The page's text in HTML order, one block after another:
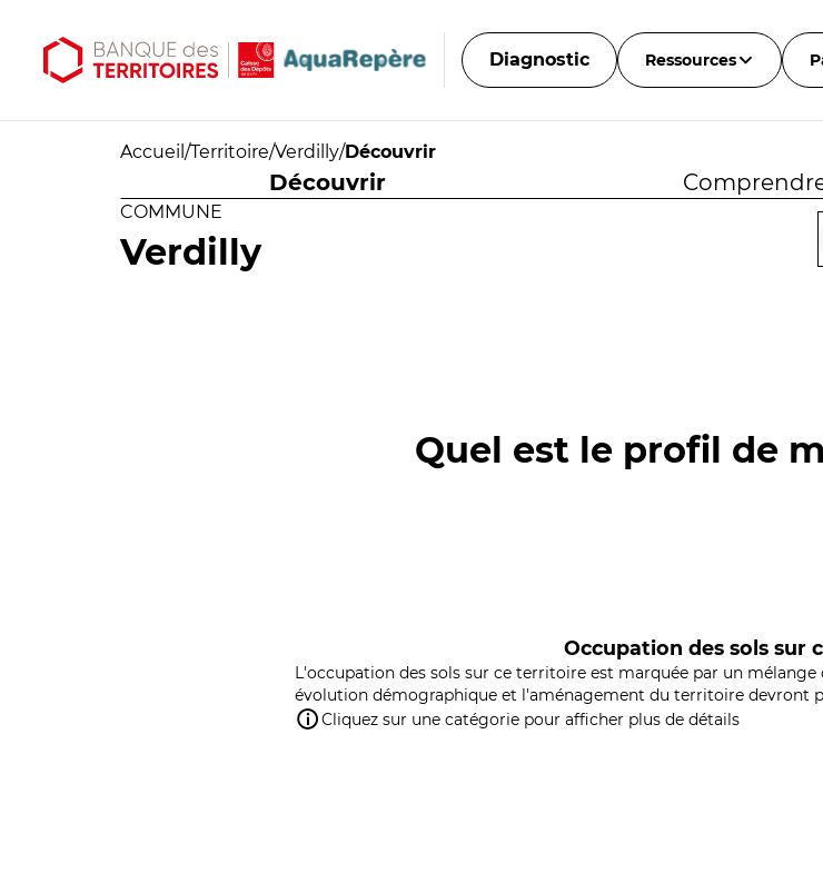
Diagnostic Ressources
Accueil /Territoire/Verdilly/Découvrir
Découvrir
COMMUNE
Verdilly
Quel est le profil de
Occupation des sols sur
L'occupation des sols sur ce territoire est marquée par un
évolution démographique et l'aménagement du territoire devront
Cliquez sur une catégorie pour afficher plus de détails